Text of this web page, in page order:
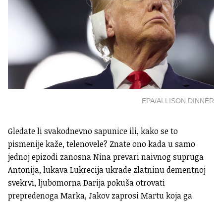
EPA/ALLISON DINNER
Gledate li svakodnevno sapunice ili, kako se to
pismenije kaže, telenovele? Znate ono kada u samo
jednoj epizodi zanosna Nina prevari naivnog supruga
Antonija, lukava Lukrecija ukrade zlatninu dementnoj
svekrvi, ljubomorna Darija pokuša otrovati
prepredenoga Marka, Jakov zaprosi Martu koja ga